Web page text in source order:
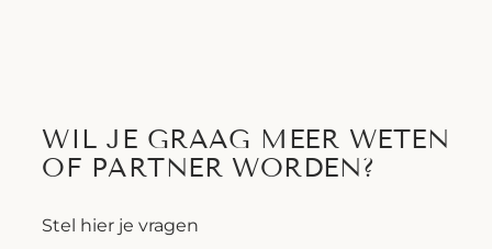
WIL JE GRAAG MEER WETEN
OF PARTNER WORDEN?
Stel hier je vragen